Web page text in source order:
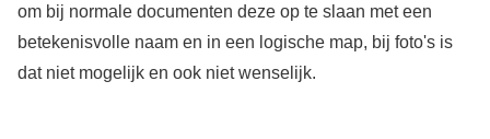
om bij normale documenten deze op te slaan met een
betekenisvolle naam en in een logische map, bij foto's is
dat niet mogelijk en ook niet wenselijk.